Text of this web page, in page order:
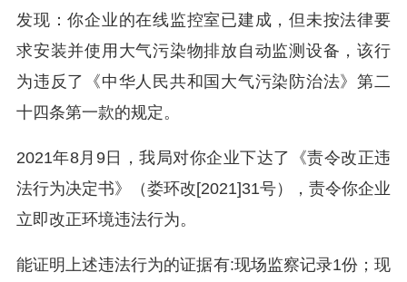
发现：你企业的在线监控室已建成，但未按法律要
求安装并使用大气污染物排放自动监测设备，该行
为违反了《中华人民共和国大气污染防治法》第二
十四条第一款的规定。
2021年8月9日，我局对你企业下达了《责令改正违
法行为决定书》（娄环改[2021]31号），责令你企业
立即改正环境违法行为。
能证明上述违法行为的证据有:现场监察记录1份；现